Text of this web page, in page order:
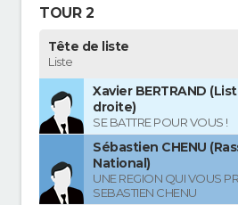
TOUR 2
Tête de liste
Liste
Xavier BERTRAND
droite)
SE BATTRE POUR VOUS !
Sébastien CHENU
National)
UNE REGION QUI VOUS
SEBASTIEN CHENU